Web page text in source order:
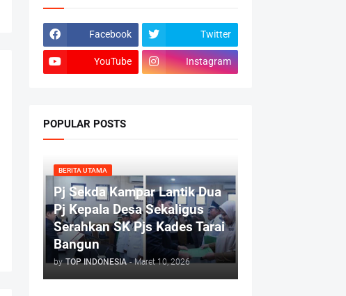
Facebook Twitter
YouTube Instagram
POPULAR POSTS
BERITA UTAMA
Pj Sekda Kampar Lantik Dua
Pj Kepala Desa Sekaligus
Serahkan SK Pjs Kades Tarai
Bangun
by TOP INDONESIA - Maret 10, 2026